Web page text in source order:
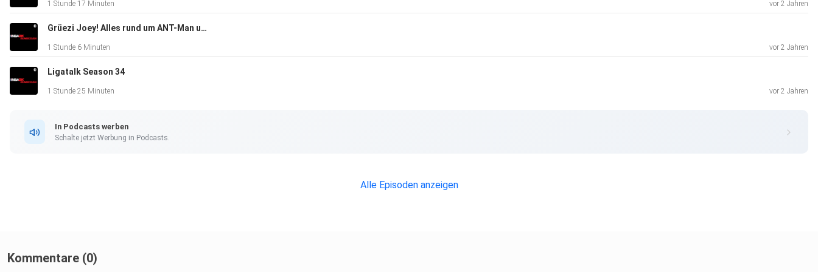
1 Stunde 17 Minuten vor 2 Jahren
Grüezi Joey! Alles rund um ANT-Man und Pro AM
1 Stunde 6 Minuten vor 2 Jahren
Ligatalk Season 34
1 Stunde 25 Minuten vor 2 Jahren
In Podcasts werben
Schalte jetzt Werbung in Podcasts.
Alle Episoden anzeigen
Kommentare (0)